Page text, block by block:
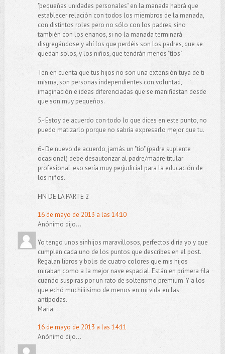
"pequeñas unidades personales" en la manada habrá que
establecer relación con todos los miembros de la manada,
con distintos roles pero no sólo con los padres, sino
también con los enanos, si no la manada terminará
disgregándose y ahí los que perdéis son los padres, que se
quedan solos, y los niños, que tendrán menos "tíos".
Ten en cuenta que tus hijos no son una extensión tuya de ti
misma, son personas independientes con voluntad,
imaginación e ideas diferenciadas que se manifiestan desde
que son muy pequeños.
5.- Estoy de acuerdo con todo lo que dices en este punto, no
puedo matizarlo porque no sabría expresarlo mejor que tu.
6.- De nuevo de acuerdo, jamás un "tío" (padre suplente
ocasional) debe desautorizar al padre/madre titular
profesional, eso sería muy perjudicial para la educación de
los niños.
FIN DE LA PARTE 2
16 de mayo de 2013 a las 14:10
Anónimo dijo...
Yo tengo unos sinhijos maravillosos, perfectos diría yo y que
cumplen cada uno de los puntos que describes en el post.
Regalan libros y bolis de cuatro colores que mis hijos
miraban como a la mejor nave espacial. Están en primera fila
cuando suspiras por un rato de solterismo premium. Y a los
que echó muchiiiisimo de menos en mi vida en las
antípodas.
Maria
16 de mayo de 2013 a las 14:11
Anónimo dijo...